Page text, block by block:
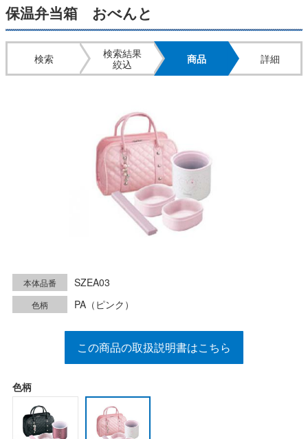
保温弁当箱 おべんと
検索
検索結果
絞込
商品 詳細
本体品番 SZEA03
色柄 PA（ピンク）
この商品の取扱説明書はこちら
色柄